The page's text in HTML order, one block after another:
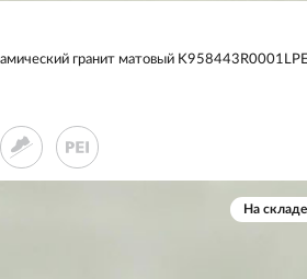
гранит матовый
На складе